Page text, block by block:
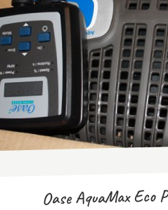
Oase AquaMax Eco